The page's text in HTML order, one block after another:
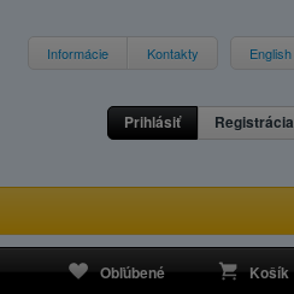
Informácie Kontakty English
Prihlásiť Registrácia
Obľúbené Košík